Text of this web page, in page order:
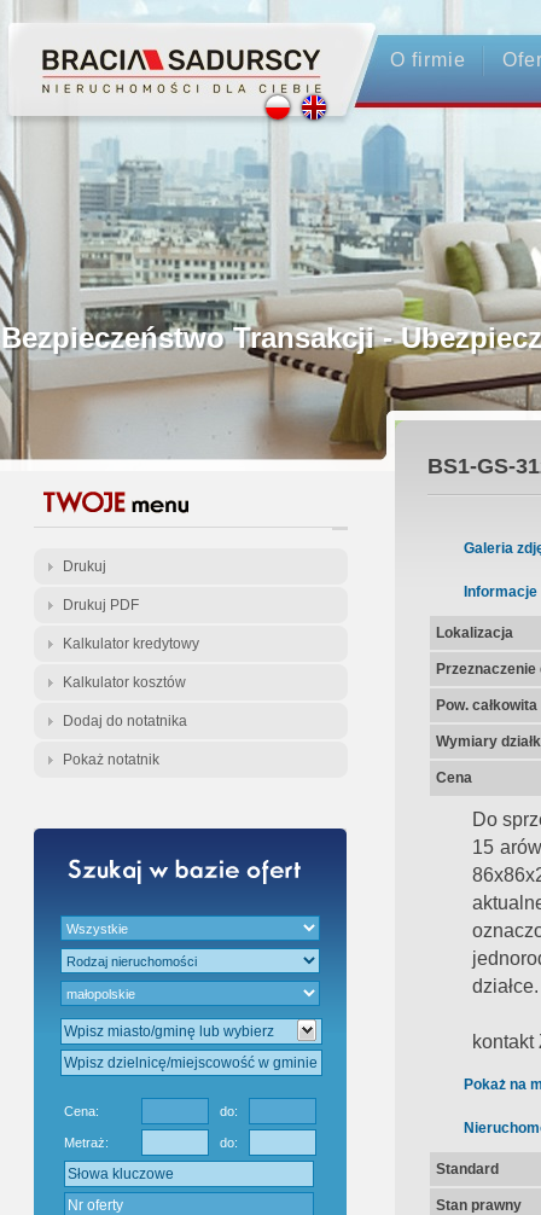
O firmie
Profesjonalne Pośrednictwo
Bezpieczeństwo Transakcji -
Licencjonowani Pośrednicy
Gratis - Przedwstępna Umowa
Drukuj
Drukuj PDF
Kalkulator kredytowy
Kalkulator kosztów
Dodaj do notatnika
Pokaż notatnik
Cena: do:
Metraż: do:
BS1-GS-
Galeria
Informacje
Lokalizacja
Przeznaczenie
Pow.
Wymiary
Cena
Do
15
kontakt
Pokaż na
Standard
Stan prawny